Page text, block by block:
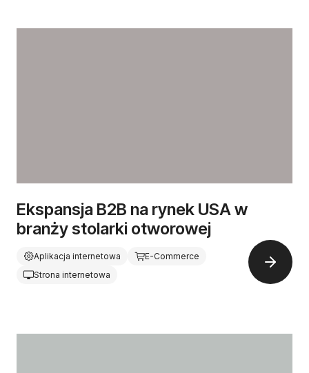
Ekspansja B2B na rynek USA w
branży stolarki otworowej
Aplikacja internetowa
E-Commerce
Strona internetowa